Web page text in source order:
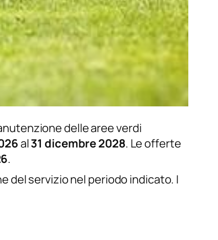
delle aree verdi
al31 dicembre 2028. Le offerte
.
del servizio nel periodo indicato. I